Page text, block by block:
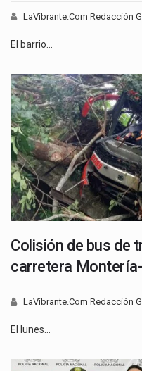
LaVibrante.Com Redacción
El barrio…
Colisión de bus de
carretera
LaVibrante.Com Redacción
El lunes…